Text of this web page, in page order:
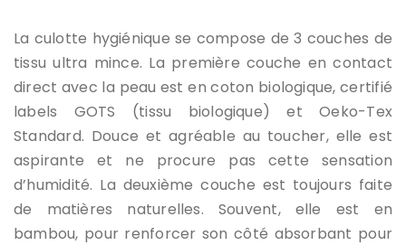
La culotte hygiénique se compose de 3 couches de
tissu ultra mince. La première couche en contact
direct avec la peau est en coton biologique, certifié
labels GOTS (tissu biologique) et Oeko-Tex
Standard. Douce et agréable au toucher, elle est
aspirante et ne procure pas cette sensation
d’humidité. La deuxième couche est toujours faite
de matières naturelles. Souvent, elle est en
bambou, pour renforcer son côté absorbant pour